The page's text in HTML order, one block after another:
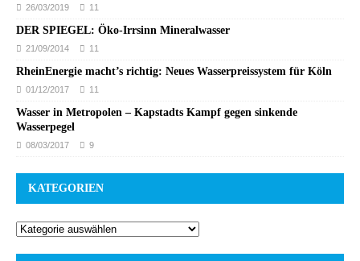
26/03/2019 11
DER SPIEGEL: Öko-Irrsinn Mineralwasser
21/09/2014 11
RheinEnergie macht’s richtig: Neues Wasserpreissystem für Köln
01/12/2017 11
Wasser in Metropolen – Kapstadts Kampf gegen sinkende
Wasserpegel
08/03/2017 9
KATEGORIEN